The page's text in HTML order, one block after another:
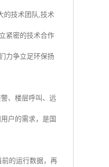
的技术团队,技术
紧密的技术合作
力争立足环保扬
、楼层呼叫、远
户的需求，是国
前的运行数据，再